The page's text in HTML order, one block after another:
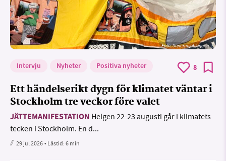
Foto: Supermijöbloggen
Intervju Nyheter Positiva nyheter 8
Ett händelserikt dygn för klimatet väntar i
Stockholm tre veckor före valet
JÄTTEMANIFESTATION Helgen 22-23 augusti går i klimatets
tecken i Stockholm. En d...
29 jul 2026• Lästid:6 min